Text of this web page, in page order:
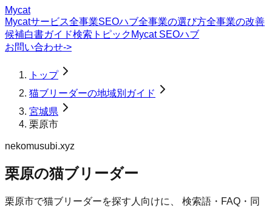
Mycat
Mycatサービス全事業SEOハブ全事業の選び方全事業の改善
候補白書ガイド検索トピック Mycat SEOハブ
お問い合わせ->
トップ
猫ブリーダーの地域別ガイド
宮城県
栗原市
nekomusubi.xyz
栗原の猫ブリーダー
栗原市で猫ブリーダーを探す人向けに、 検索語・FAQ・同